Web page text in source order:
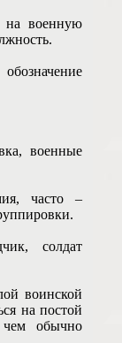
на военную
военные
часто –
солдат
воинской
на постой
обычно